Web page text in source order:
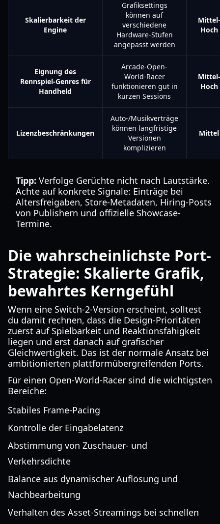
Skalierbarkeit der
Engine
Grafiksettings
können auf
verschiedene
Hardware-Stufen
angepasst werden
Mittel-
Hoch
Eignung des
Rennspiel-Genres für
Handheld
Arcade-Open-
World-Racer
funktionieren gut in
kurzen Sessions
Mittel-
Hoch
Lizenzbeschränkungen
Auto-/Musikverträge
können langfristige
Versionen
komplizieren
Mittel
Tipp: Verfolge Gerüchte nicht nach Lautstärke.
Achte auf konkrete Signale: Einträge bei
Altersfreigaben, Store-Metadaten, Hiring-Posts
von Publishern und offizielle Showcase-
Termine.
Die wahrscheinlichste Port-
Strategie: Skalierte Grafik,
bewahrtes Kerngefühl
Wenn eine Switch-2-Version erscheint, solltest
du damit rechnen, dass die Design-Prioritäten
zuerst auf Spielbarkeit und Reaktionsfähigkeit
liegen und erst danach auf grafischer
Gleichwertigkeit. Das ist der normale Ansatz bei
ambitionierten plattformübergreifenden Ports.
Für einen Open-World-Racer sind die wichtigsten
Bereiche:
Stabiles Frame-Pacing
Kontrolle der Eingabelatenz
Abstimmung von Zuschauer- und
Verkehrsdichte
Balance aus dynamischer Auflösung und
Nachbearbeitung
Verhalten des Asset-Streamings bei schnellen